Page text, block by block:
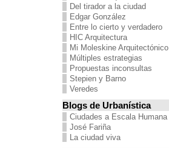
Del tirador a la ciudad
Edgar González
Entre lo cierto y verdadero
HIC Arquitectura
Mi Moleskine Arquitectónico
Múltiples estrategias
Propuestas inconsultas
Stepien y Barno
Veredes
Blogs de Urbanística
Ciudades a Escala Humana
José Fariña
La ciudad viva